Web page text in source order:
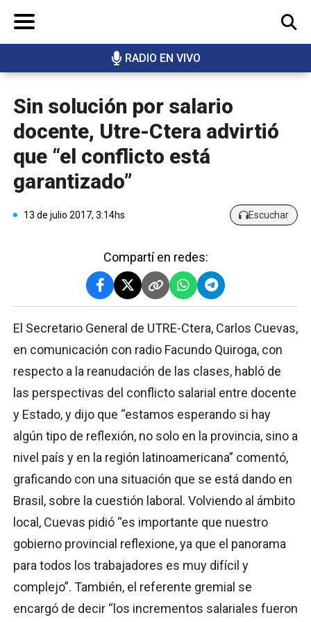
RADIO EN VIVO
BUSCAR
Sin solución por salario
docente, Utre-Ctera advirtió
que “el conflicto está
garantizado”
13 de julio 2017, 3:14hs Escuchar
Compartí en redes:
El Secretario General de UTRE-Ctera, Carlos Cuevas,
en comunicación con radio Facundo Quiroga, con
respecto a la reanudación de las clases, habló de
las perspectivas del conflicto salarial entre docente
y Estado, y dijo que “estamos esperando si hay
algún tipo de reflexión, no solo en la provincia, sino a
nivel país y en la región latinoamericana” comentó,
graficando con una situación que se está dando en
Brasil, sobre la cuestión laboral. Volviendo al ámbito
local, Cuevas pidió “es importante que nuestro
gobierno provincial reflexione, ya que el panorama
para todos los trabajadores es muy difícil y
complejo”. También, el referente gremial se
encargó de decir “los incrementos salariales fueron